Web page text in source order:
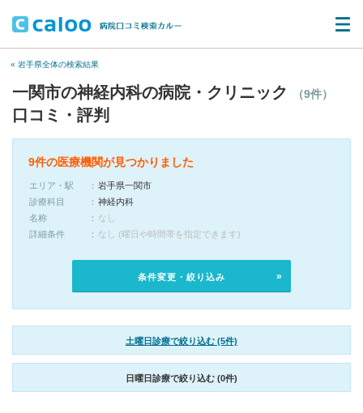
« 岩手県全体の検索結果
一関市の神経内科の病院・クリニック （9件）
口コミ・評判
9件の医療機関が見つかりました
エリア・駅
岩手県一関市
診療科目
神経内科
名称
なし
詳細条件
なし (曜日や時間帯を指定できます)
条件変更・絞り込み
土曜日診療で絞り込む (5件)
日曜日診療で絞り込む (0件)